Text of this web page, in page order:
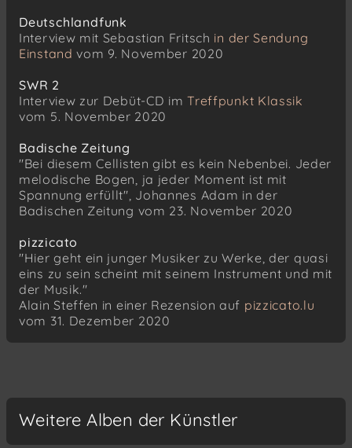
Deutschlandfunk
Interview mit Sebastian Fritsch in der Sendung
Einstand vom 9. November 2020
SWR 2
Interview zur Debüt-CD imTreffpunkt Klassik
vom 5. November 2020
Badische Zeitung
"Bei diesem Cellisten gibt es kein Nebenbei. Jeder
melodische Bogen, ja jeder Moment ist mit
Spannung erfüllt", Johannes Adam in der
Badischen Zeitung vom 23. November 2020
pizzicato
"Hier geht ein junger Musiker zu Werke, der quasi
eins zu sein scheint mit seinem Instrument und mit
der Musik."
Alain Steffen in einer Rezension auf pizzicato.lu
vom 31. Dezember 2020
Weitere Alben der Künstler